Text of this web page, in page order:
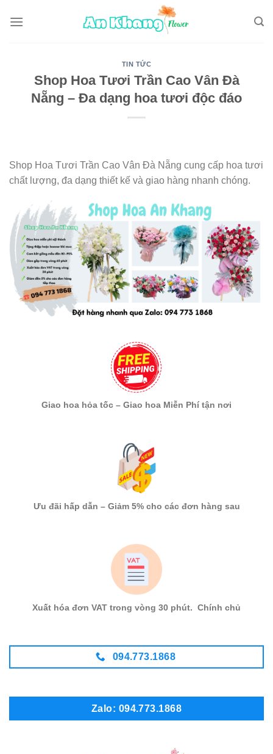
TIN TỨC
Shop Hoa Tươi Trần Cao Vân Đà
Nẵng – Đa dạng hoa tươi độc đáo
Shop Hoa Tươi Trần Cao Vân Đà Nẵng cung cấp hoa tươi
chất lượng, đa dạng thiết kế và giao hàng nhanh chóng.
Giao hoa hỏa tốc – Giao hoa Miễn Phí tận nơi
Ưu đãi hấp dẫn – Giảm 5% cho các đơn hàng sau
Xuất hóa đơn VAT trong vòng 30 phút. Chính chủ
094.773.1868
Zalo: 094.773.1868